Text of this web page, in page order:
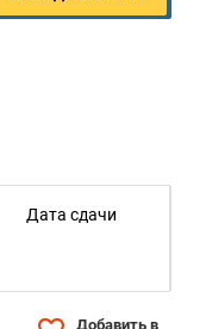
Дата сдачи
Добавить в